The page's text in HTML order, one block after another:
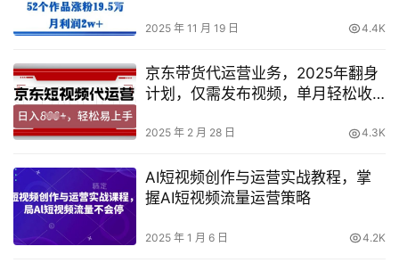
2025 年 11 月 19 日 4.4K
京东带货代运营业务，2025年翻身
计划，仅需发布视频，单月轻松收
2025 年 2 月 28 日 4.3K
AI短视频创作与运营实战教程，掌
握AI短视频流量运营策略
2025 年 1 月 6 日 4.2K